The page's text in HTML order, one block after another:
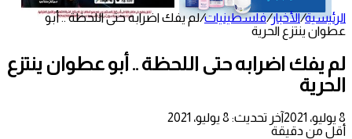
الرئيسية/الأخبار/فلسطينيات/لم يفك اضرابه حتى اللحظة .. أبو
عطوان ينتزع الحرية
لم يفك اضرابه حتى اللحظة .. أبو عطوان ينتزع
الحرية
8 يوليو، 2021
آخر تحديث: 8 يوليو، 2021
أقل من دقيقة